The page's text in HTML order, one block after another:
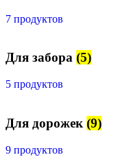
7 продуктов
Для забора (5)
5 продуктов
Для дорожек (9)
9 продуктов